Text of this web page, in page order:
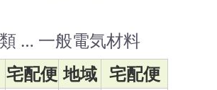
… 一般電気材料
宅配便 地域 宅配便